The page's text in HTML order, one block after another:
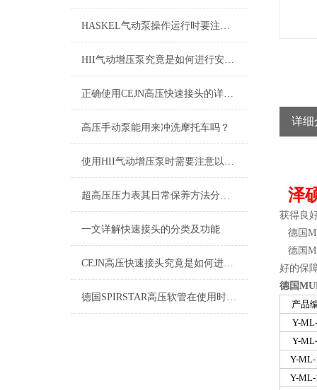
HASKEL气动泵操作运行时要注意以下几点
HII气动增压泵究竟是如何进行安装的呢？
正确使用CEJN高压快速接头的详细方法
高压手动泵能用来冲洗摩托车吗？
使用HII气动增压泵时需要注意以下几个事项
超高压压力表其日常保养方法分别是什么
一文详解快速接头的分类及功能
CEJN高压快速接头究竟是如何进行安装的呢？
德国SPIRSTAR高压软管在使用时的事项是很重要的
详细
泽
获得良
德国
德国
好的保
德国
产品
Y-
Y-
Y-ML-
Y-ML-